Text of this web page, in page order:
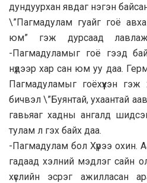
дундуурхан явдаг нэгэн
\”Пагмадулам гуайг гоё
юм” гэж дурсаад
-Пагмадуламыг гоё гээд
нүдээр хар сан юм уу даа.
Пагмадуламыг гоёхүүхэн
бичвэл \”Буянтай, ухаантай
гавьяаг хадны ангалд
тулам л гэх байх даа.
-Пагмадулам бол Хүрээ охин.
гадаад хэлний мэдлэг сайн
хүслийн эсрэг ажилласан